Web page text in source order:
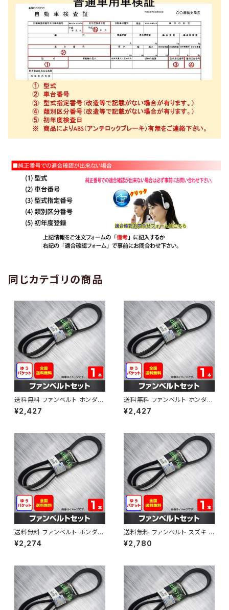
同じカテゴリの商品
送料無料 ファンベルト ホンダ
ゼスト 型式JE1 H18.03～H24.
11 （国内トップメーカー） 1本 H
¥2,427
送料無料 ファンベルト ホンダ ラ
イフ 型式JB6 H15.09～H20.1
1 （国内トップメーカー） 1本 HA
¥2,427
送料無料 ファンベルト ホンダ フ
ィット 型式GE6 H19.10～H25.
09 （国内トップメーカー） 1本 H
¥2,274
送料無料 ファンベルト スズキ ス
ペーシア 型式MK32S H25.03
～H30.02 （国内トップメーカ
¥2,780